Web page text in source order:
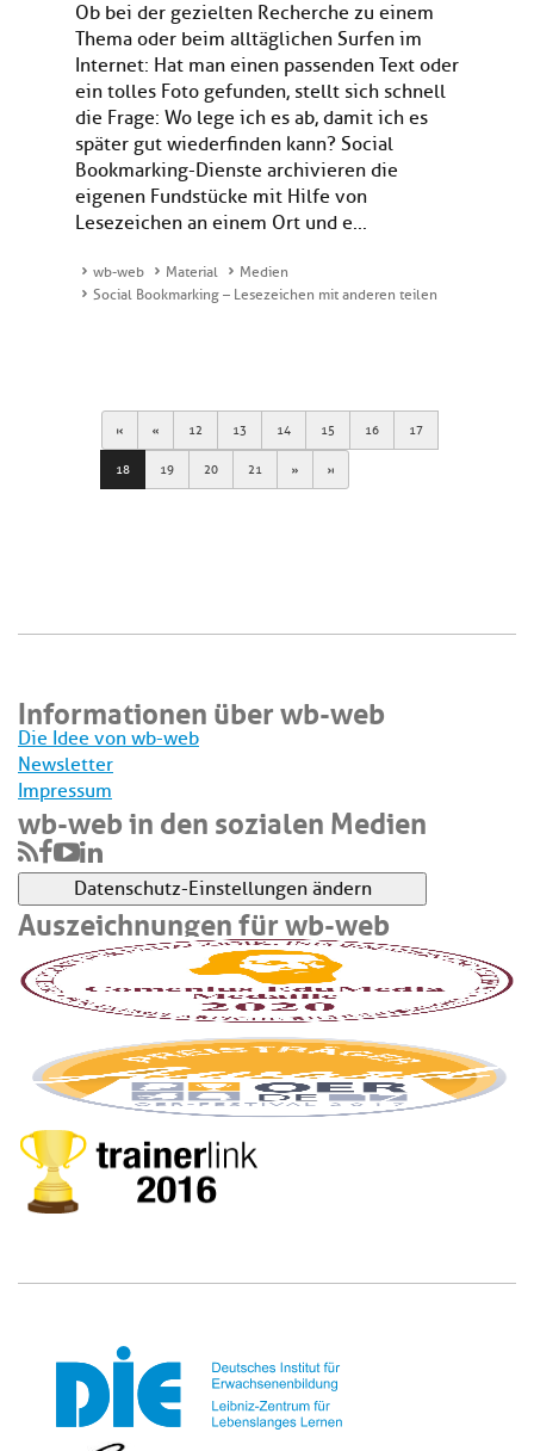
Ob bei der gezielten Recherche zu einem
Thema oder beim alltäglichen Surfen im
Internet: Hat man einen passenden Text oder
ein tolles Foto gefunden, stellt sich schnell
die Frage: Wo lege ich es ab, damit ich es
später gut wiederfinden kann? Social
Bookmarking-Dienste archivieren die
eigenen Fundstücke mit Hilfe von
Lesezeichen an einem Ort und e...
wb-web Material
Medien
Social Bookmarking – Lesezeichen mit anderen teilen
First Previous
12 13 14 15 16 17
18 19 20 21 Next Last
Informationen über wb-web
Die Idee von wb-web
Newsletter
Impressum
wb-web in den sozialen Medien
Datenschutz-Einstellungen ändern
Auszeichnungen für wb-web